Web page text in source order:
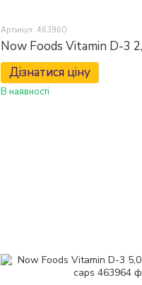
Артикул: 463960
Now Foods Vitamin D-3
Дізнатися ціну
В наявності